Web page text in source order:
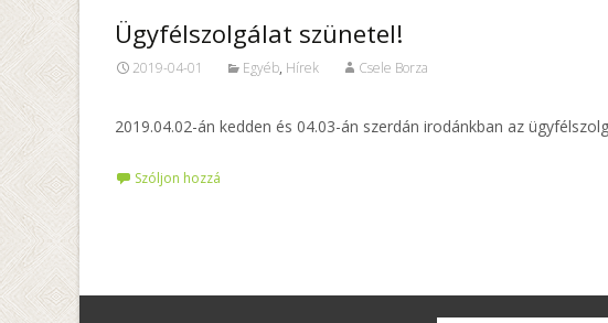
Ügyfélszolgálat szünetel!
2019-04-01 Egyéb, Hírek Csele Borza
2019.04.02-án kedden és 04.03-án szerdán irodánkban az
Szóljon hozzá